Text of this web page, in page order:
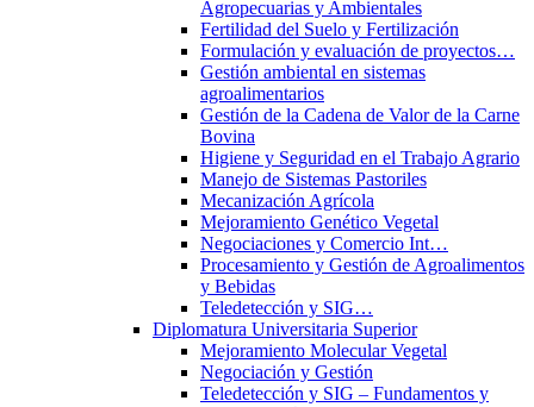
Agropecuarias y Ambientales
Fertilidad del Suelo y Fertilización
Formulación y evaluación de proyectos…
Gestión ambiental en sistemas
agroalimentarios
Gestión de la Cadena de Valor de la Carne
Bovina
Higiene y Seguridad en el Trabajo Agrario
Manejo de Sistemas Pastoriles
Mecanización Agrícola
Mejoramiento Genético Vegetal
Negociaciones y Comercio Int…
Procesamiento y Gestión de Agroalimentos
y Bebidas
Teledetección y SIG…
Diplomatura Universitaria Superior
Mejoramiento Molecular Vegetal
Negociación y Gestión
Teledetección y SIG – Fundamentos y